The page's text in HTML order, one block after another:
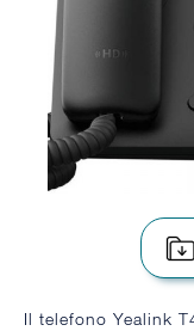
Il telefono Yealink